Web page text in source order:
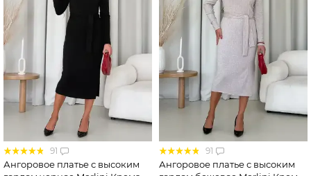
91
Ангоровое платье с высоким
91
Ангоровое платье с высоким